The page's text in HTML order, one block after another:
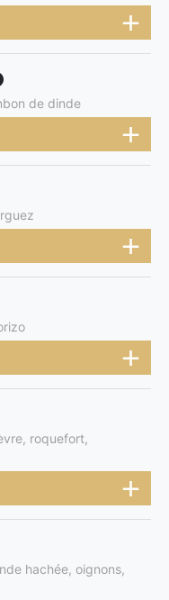
de dinde
roquefort,
hachée, oignons,